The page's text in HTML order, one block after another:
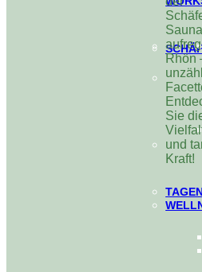
Rhön
Sie
und
Kraft!